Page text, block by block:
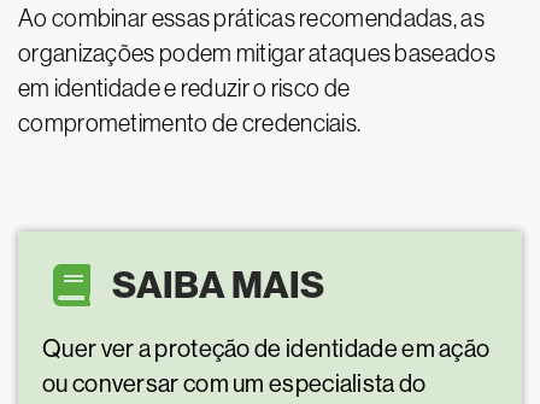
Ao combinar essas práticas recomendadas, as
organizações podem mitigar ataques baseados
em identidade e reduzir o risco de
comprometimento de credenciais.
SAIBA MAIS
Quer ver a proteção de identidade em ação
ou conversar com um especialista do